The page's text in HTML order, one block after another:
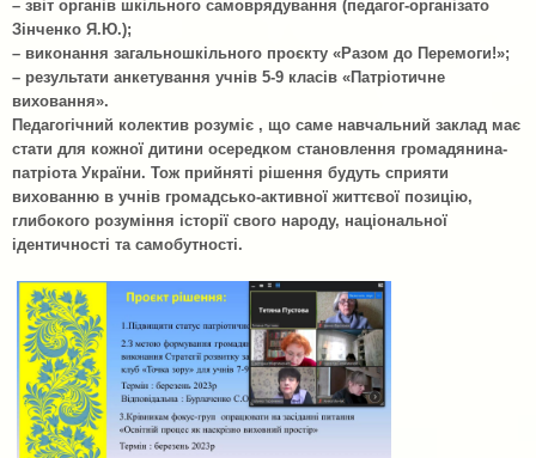
– звіт органів шкільного самоврядування (педагог-організато
Зінченко Я.Ю.);
– виконання загальношкільного проєкту «Разом до Перемоги!»;
– результати анкетування учнів 5-9 класів «Патріотичне
виховання».
Педагогічний колектив розуміє , що саме навчальний заклад має
стати для кожної дитини осередком становлення громадянина-
патріота України. Тож прийняті рішення будуть сприяти
вихованню в учнів громадсько-активної життєвої позицію,
глибокого розуміння історії свого народу, національної
ідентичності та самобутності.